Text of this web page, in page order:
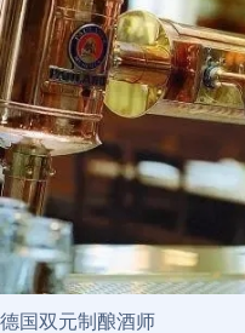
德国双元制酿酒师